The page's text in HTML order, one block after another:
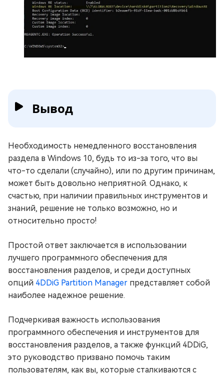
Вывод
Необходимость немедленного восстановления
раздела в Windows 10, будь то из-за того, что вы
что-то сделали (случайно), или по другим причинам,
может быть довольно неприятной. Однако, к
счастью, при наличии правильных инструментов и
знаний, решение не только возможно, но и
относительно просто!
Простой ответ заключается в использовании
лучшего программного обеспечения для
восстановления разделов, и среди доступных
опций 4DDiG Partition Manager представляет собой
наиболее надежное решение.
Подчеркивая важность использования
программного обеспечения и инструментов для
восстановления разделов, а также функций 4DDiG,
это руководство призвано помочь таким
пользователям, как вы, которые сталкиваются с